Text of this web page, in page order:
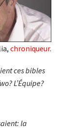
chroniqueur.
ces bibles
L’Équipe?
la